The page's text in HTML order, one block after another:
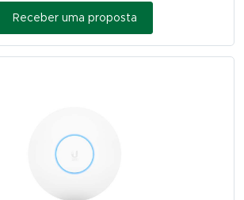
Receber uma proposta